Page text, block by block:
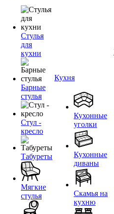
Стулья
для
кухни
Барные
стулья
Стул -
кресло
Табуреты
Мягкие
стулья
Кухня
Кухонные
уголки
Кухонные
диваны
Скамья на
кухню